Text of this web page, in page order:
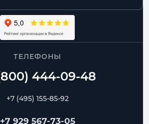
ТЕЛЕФОНЫ
+7 (495) 155-85-92
+7 929 567-73-05